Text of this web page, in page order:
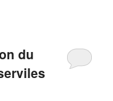
du